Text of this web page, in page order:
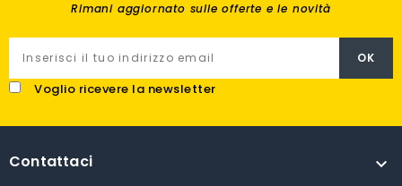
Rimani aggiornato sulle offerte e le novità
Voglio ricevere la newsletter
Contattaci 